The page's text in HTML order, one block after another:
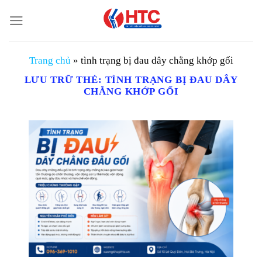
đến
nội
Trang chủ » tình trạng bị đau dây chằng khớp gối
LƯU TRỮ THẺ: TÌNH TRẠNG BỊ ĐAU DÂY
CHẰNG KHỚP GỐI